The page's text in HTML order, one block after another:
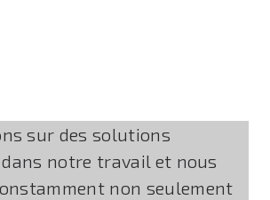
sur des solutions
notre travail et nous
non seulement